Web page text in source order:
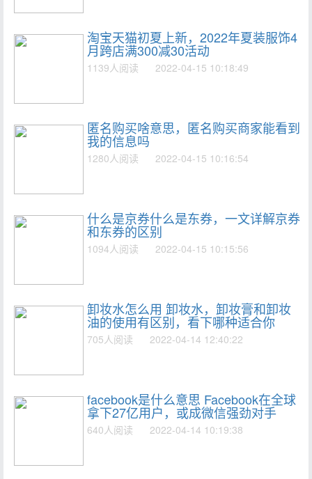
淘宝天猫初夏上新，2022年夏装服饰4
月跨店满300减30活动
1139人阅读 2022-04-15 10:18:49
匿名购买啥意思，匿名购买商家能看到
我的信息吗
1280人阅读 2022-04-15 10:16:54
什么是京券什么是东券，一文详解京券
和东券的区别
1094人阅读 2022-04-15 10:15:56
卸妆水怎么用 卸妆水，卸妆膏和卸妆
油的使用有区别，看下哪种适合你
705人阅读 2022-04-14 12:40:22
facebook是什么意思 Facebook在全球
拿下27亿用户，或成微信强劲对手
640人阅读 2022-04-14 10:19:38